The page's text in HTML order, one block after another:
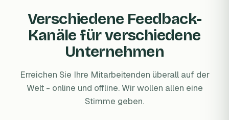
Verschiedene Feedback-
Kanäle für verschiedene
Unternehmen
Erreichen Sie Ihre Mitarbeitenden überall auf der
Welt - online und offline. Wir wollen allen eine
Stimme geben.